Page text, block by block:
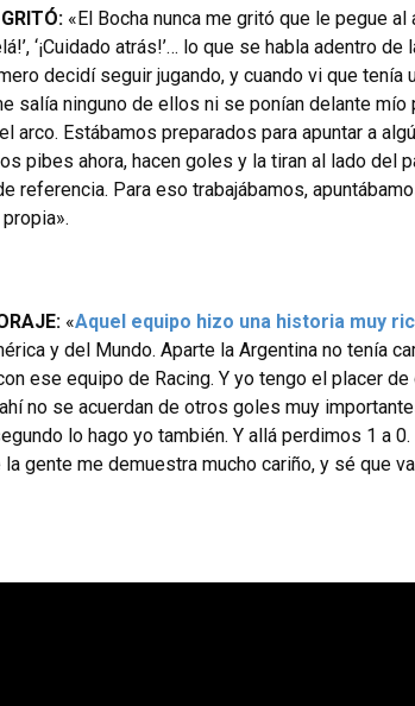
«El Bocha nunca me gritó que le pegue
‘¡Cuidado atrás!’… lo que se habla adentro de
decidí seguir jugando, y cuando vi que tenía
salía ninguno de ellos ni se ponían delante
arco. Estábamos preparados para apuntar a
pibes ahora, hacen goles y la tiran al lado del
referencia. Para eso trabajábamos,
«Aquel equipo hizo una historia muy
y del Mundo. Aparte la Argentina no tenía
ese equipo de Racing. Y yo tengo el placer
no se acuerdan de otros goles muy
lo hago yo también. Y allá perdimos 1 a
gente me demuestra mucho cariño, y sé que